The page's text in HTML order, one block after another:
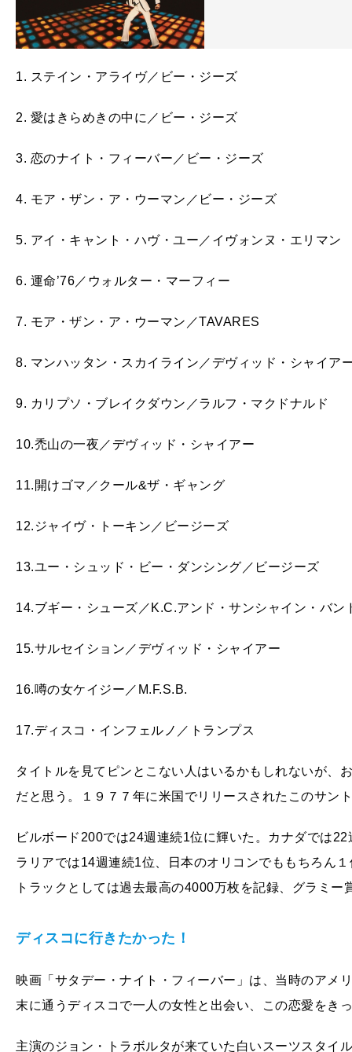
1. ステイン・アライヴ／ビー・ジーズ
2. 愛はきらめきの中に／ビー・ジーズ
3. 恋のナイト・フィーバー／ビー・ジーズ
4. モア・ザン・ア・ウーマン／ビー・ジーズ
5. アイ・キャント・ハヴ・ユー／イヴォンヌ・エリマン
6. 運命’76／ウォルター・マーフィー
7. モア・ザン・ア・ウーマン／TAVARES
8. マンハッタン・スカイライン／デヴィッド・シャイア
9. カリプソ・ブレイクダウン／ラルフ・マクドナルド
10.禿山の一夜／デヴィッド・シャイアー
11.開けゴマ／クール&ザ・ギャング
12.ジャイヴ・トーキン／ビージーズ
13.ユー・シュッド・ビー・ダンシング／ビージーズ
14.ブギー・シューズ／K.C.アンド・サンシャイン・バン
15.サルセイション／デヴィッド・シャイアー
16.噂の女ケイジー／M.F.S.B.
17.ディスコ・インフェルノ／トランプス
タイトルを見てピンとこない人はいるかもしれないが、
だと思う。１９７７年に米国でリリースされたこのサン
ビルボード200では24週連続1位に輝いた。カナダでは
ラリアでは14週連続1位、日本のオリコンでももちろん
トラックとしては過去最高の4000万枚を記録、グラミー
ディスコに行きたかった！
映画「サタデー・ナイト・フィーバー」は、当時のアメ
末に通うディスコで一人の女性と出会い、この恋愛をき
主演のジョン・トラボルタが来ていた白いスーツスタイ